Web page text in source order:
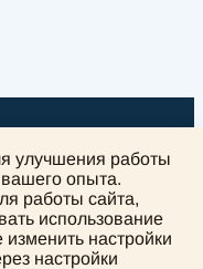
+
улучшения работы
опыта.
работы сайта,
использование
настройки
настройки